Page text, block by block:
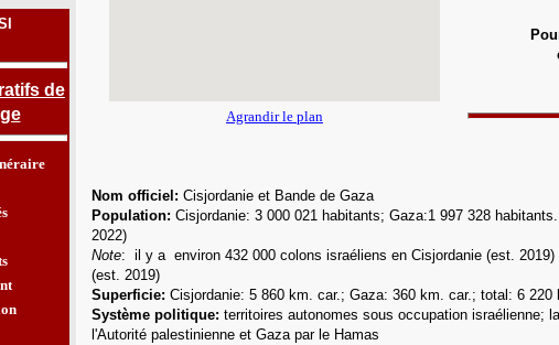
de
Agrandir le plan
Nom officiel: Cisjordanie et Bande de Gaza
Population: Cisjordanie: 3 000 021 habitants; Gaza:1 997 328
2022)
Note: il y a environ 432 000 colons israéliens en Cisjordanie (est.
(est. 2019)
Superficie: Cisjordanie: 5 860 km. car.; Gaza: 360 km. car.; total: 6 220
Système politique: territoires autonomes sous occupation israélienne;
l'Autorité palestinienne et Gaza par le Hamas